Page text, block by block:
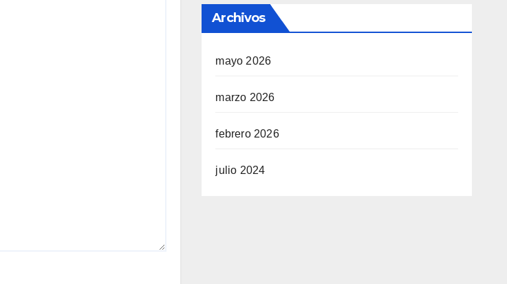
Archivos
mayo 2026
marzo 2026
febrero 2026
julio 2024